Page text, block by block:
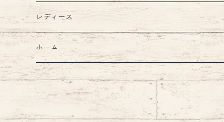
ウェア
首輪
ハーネス・リード
ハーネスリードセット
ウォーターボトル
食器・フードボウル
キッズルーム
ブランケット
汗取りパッド・ガーゼ
お食事エプロン・ビブ・スタイ
レディース
バッグ
ショルダー
財布
ホーム
キッチン